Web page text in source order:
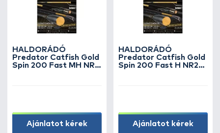
HALDORÁDÓ
Predator Catfish Gold
Spin 200 Fast MH NR2
Ajánlatot kérek
HALDORÁDÓ
Predator Catfish Gold
Spin 200 Fast H NR2
Ajánlatot kérek